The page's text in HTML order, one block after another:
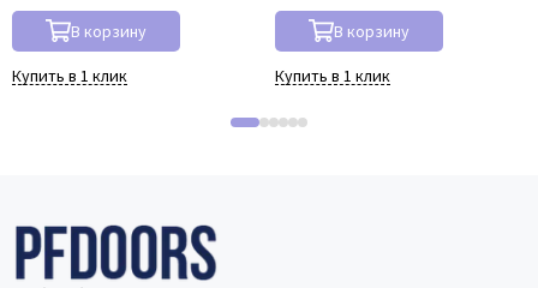
В корзину
Купить в 1 клик
В корзину
Купить в 1 клик